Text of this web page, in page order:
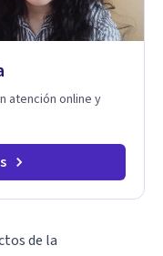
atención online y
de la